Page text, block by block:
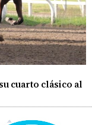
cuarto clásico al